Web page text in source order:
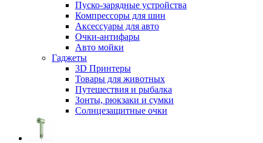
Пуско-зарядные устройства
Компрессоры для шин
Аксессуары для авто
Очки-антифары
Авто мойки
Гаджеты
3D Принтеры
Товары для животных
Путешествия и рыбалка
Зонты, рюкзаки и сумки
Солнцезащитные очки